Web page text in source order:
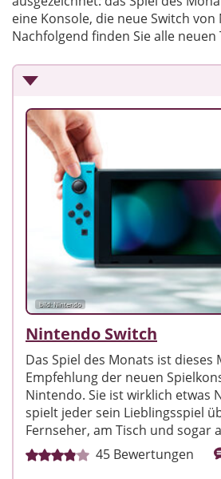
eine Konsole, die neue Switch
Nachfolgend finden Sie alle
bild: Nintendo
Nintendo Switch
Das Spiel des Monats ist dieses
Empfehlung der neuen
Nintendo. Sie ist wirklich etwas
spielt jeder sein Lieblingsspiel
Fernseher, am Tisch und sogar
45 Bewertungen